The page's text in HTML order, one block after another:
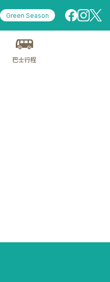
巴士行程
Green Season